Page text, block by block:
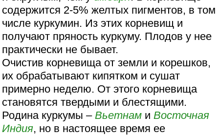
содержится 2-5% желтых пигментов, в том
числе куркумин. Из этих корневищ и
получают пряность куркуму. Плодов у нее
практически не бывает.
Очистив корневища от земли и корешков,
их обрабатывают кипятком и сушат
примерно неделю. От этого корневища
становятся твердыми и блестящими.
Родина куркумы – Вьетнам и Восточная
Индия, но в настоящее время ее